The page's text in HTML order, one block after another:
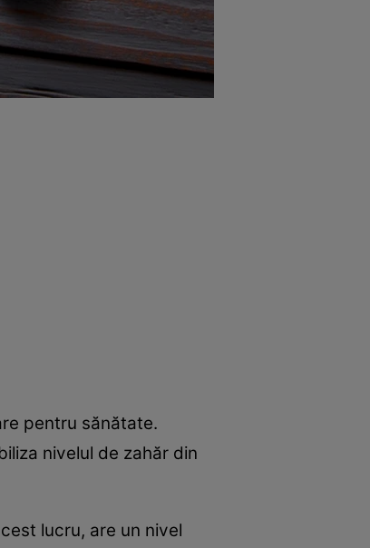
pentru sănătate.
nivelul de zahăr din
lucru, are un nivel